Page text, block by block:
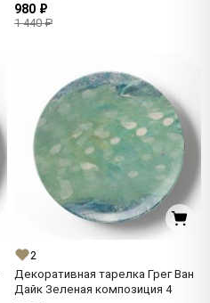
980 ₽
1 440 ₽
2
Декоративная тарелка Грег Ван
Дайк Зеленая композиция 4